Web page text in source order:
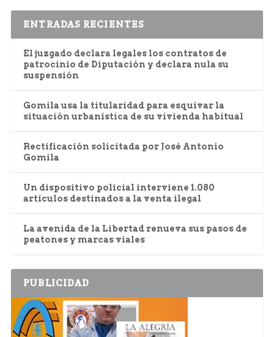
ENTRADAS RECIENTES
El juzgado declara legales los contratos de
patrocinio de Diputación y declara nula su
suspensión
Gomila usa la titularidad para esquivar la
situación urbanística de su vivienda habitual
Rectificación solicitada por José Antonio
Gomila
Un dispositivo policial interviene 1.080
artículos destinados a la venta ilegal
La avenida de la Libertad renueva sus pasos de
peatones y marcas viales
PUBLICIDAD